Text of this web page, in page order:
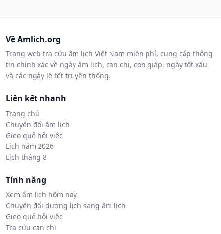
Về Amlich.org
Trang web tra cứu âm lịch Việt Nam miễn phí, cung cấp thông
tin chính xác về ngày âm lịch, can chi, con giáp, ngày tốt xấu
và các ngày lễ tết truyền thống.
Liên kết nhanh
Trang chủ
Chuyển đổi âm lịch
Gieo quẻ hỏi việc
Lịch năm 2026
Lịch tháng 8
Tính năng
Xem âm lịch hôm nay
Chuyển đổi dương lịch sang âm lịch
Gieo quẻ hỏi việc
Tra cứu can chi